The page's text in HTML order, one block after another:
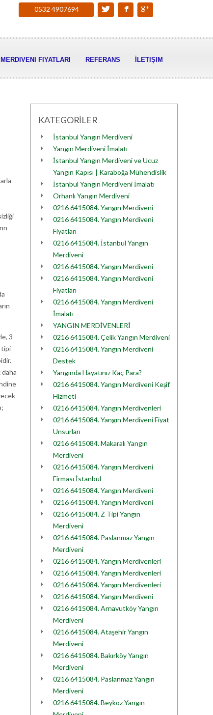
0532 4907694
FIYATLARI REFERANS İLETIŞIM
3
tipi
daha
KATEGORİLER
İstanbul Yangın Merdiveni
Yangın Merdiveni İmalatı
İstanbul Yangın Merdiveni ve Ucuz
Yangın Kapısı | Karaboğa Mühendislik
İstanbul Yangın Merdiveni İmalatı
Orhanlı Yangın Merdiveni
0216 6415084. Yangın Merdiveni
0216 6415084. Yangın Merdiveni
Fiyatları
0216 6415084. İstanbul Yangın
Merdiveni
0216 6415084. Yangın Merdiveni
0216 6415084. Yangın Merdiveni
Fiyatları
0216 6415084. Yangın Merdiveni
İmalatı
YANGIN MERDİVENLERİ
0216 6415084. Çelik Yangın Merdiveni
0216 6415084. Yangın Merdiveni
Destek
Yangında Hayatınız Kaç Para?
0216 6415084. Yangın Merdiveni Keşif
Hizmeti
0216 6415084. Yangın Merdivenleri
0216 6415084. Yangın Merdiveni Fiyat
Unsurları
0216 6415084. Makaralı Yangın
Merdiveni
0216 6415084. Yangın Merdiveni
Firması İstanbul
0216 6415084. Yangın Merdiveni
0216 6415084. Yangın Merdiveni
0216 6415084. Z Tipi Yangın
Merdiveni
0216 6415084. Paslanmaz Yangın
Merdiveni
0216 6415084. Yangın Merdivenleri
0216 6415084. Yangın Merdivenleri
0216 6415084. Yangın Merdivenleri
0216 6415084. Yangın Merdiveni
0216 6415084. Arnavutköy Yangın
Merdiveni
0216 6415084. Ataşehir Yangın
Merdiveni
0216 6415084. Bakırköy Yangın
Merdiveni
0216 6415084. Paslanmaz Yangın
Merdiveni
0216 6415084. Beykoz Yangın